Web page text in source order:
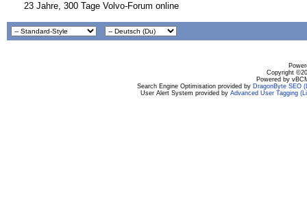
23 Jahre, 300 Tage Volvo-Forum online
Copyright
Powered by
Search Engine Optimisation provided by DragonByte SEO
User Alert System provided by Advanced User Tagging